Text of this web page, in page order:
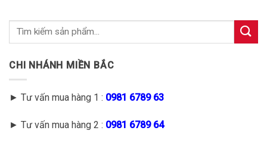
CHI NHÁNH MIỀN BẮC
► Tư vấn mua hàng 1 : 0981 6789 63
► Tư vấn mua hàng 2 : 0981 6789 64